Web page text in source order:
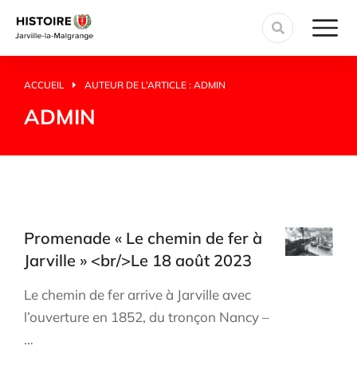
Vous êtes ici :
ACCUEIL AUTEUR DE L’ARTICLE : ADMIN
ADMIN
Promenade « Le chemin de fer à
Jarville » <br/>Le 18 août 2023
Le chemin de fer arrive à Jarville avec
l’ouverture en 1852, du tronçon Nancy –
…